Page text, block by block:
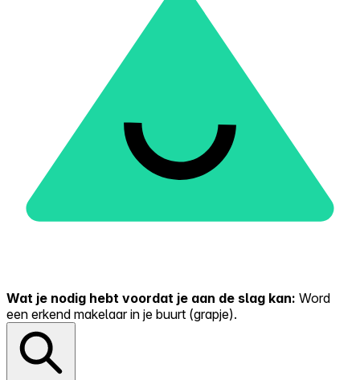
Wat je nodig hebt voordat je aan de slag kan: Word
een erkend makelaar in je buurt (grapje).